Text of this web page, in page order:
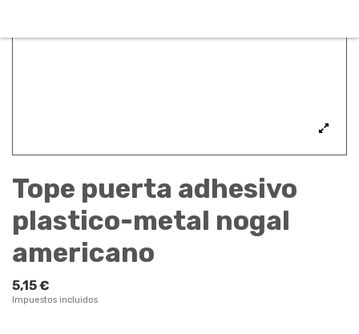
Tope puerta adhesivo
plastico-metal nogal
americano
5,15 €
Impuestos incluidos